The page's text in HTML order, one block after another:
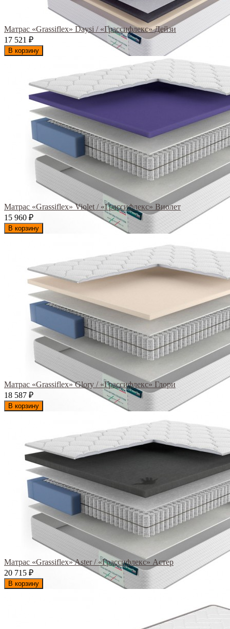
Матрас «Grassiflex» Daysi / «Грассифлекс» Дейзи
17 521
₽
В корзину
Матрас «Grassiflex» Violet / «Грассифлекс» Виолет
15 960 ₽
В корзину
Матрас «Grassiflex» Glory / «Грассифлекс» Глори
18 587 ₽
В корзину
Матрас «Grassiflex» Aster / «Грассифлекс» Астер
20 715 ₽
В корзину